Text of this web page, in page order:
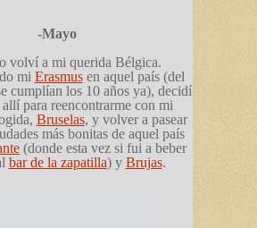
-Mayo
volví a mi querida Bélgica.
mi Erasmusen aquel país (del
cumplían los 10 años ya), decidí
para reencontrarme con mi
Bruselas, y volver a pasear
más bonitas de aquel país
(donde esta vez si fui a beber
bar de la zapatilla) y Brujas.